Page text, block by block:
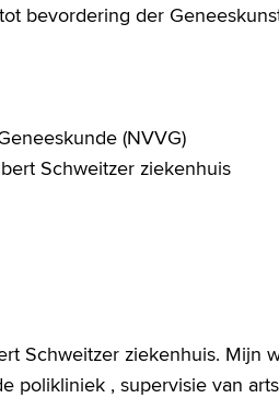
bevordering der
(NVVG)
Schweitzer ziekenhuis
Schweitzer ziekenhuis. Mijn
polikliniek , supervisie van